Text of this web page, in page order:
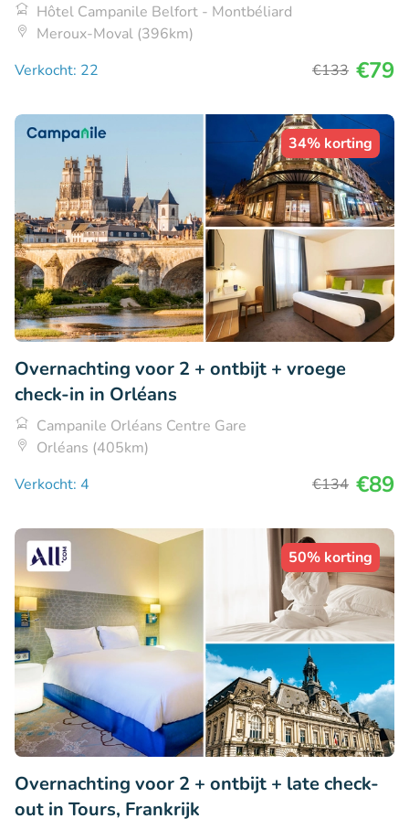
Hôtel Campanile Belfort - Montbéliard
Meroux-Moval (396km)
Verkocht: 22
€133 €79
34% korting
Overnachting voor 2 + ontbijt + vroege
check-in in Orléans
Campanile Orléans Centre Gare
Orléans (405km)
Verkocht: 4
€134 €89
50% korting
Overnachting voor 2 + ontbijt + late check-
out in Tours, Frankrijk